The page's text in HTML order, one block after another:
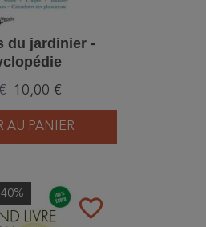
du jardinier -
10,00 €
AU PANIER
favorite_border